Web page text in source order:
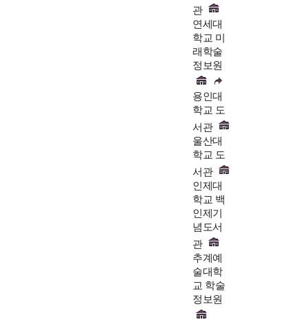
관
연세대
학교 미
래학술
정보원
용인대
학교 도
서관
울산대
학교 도
서관
인제대
학교 백
인제기
념도서
관
추계예
술대학
교 학술
정보원